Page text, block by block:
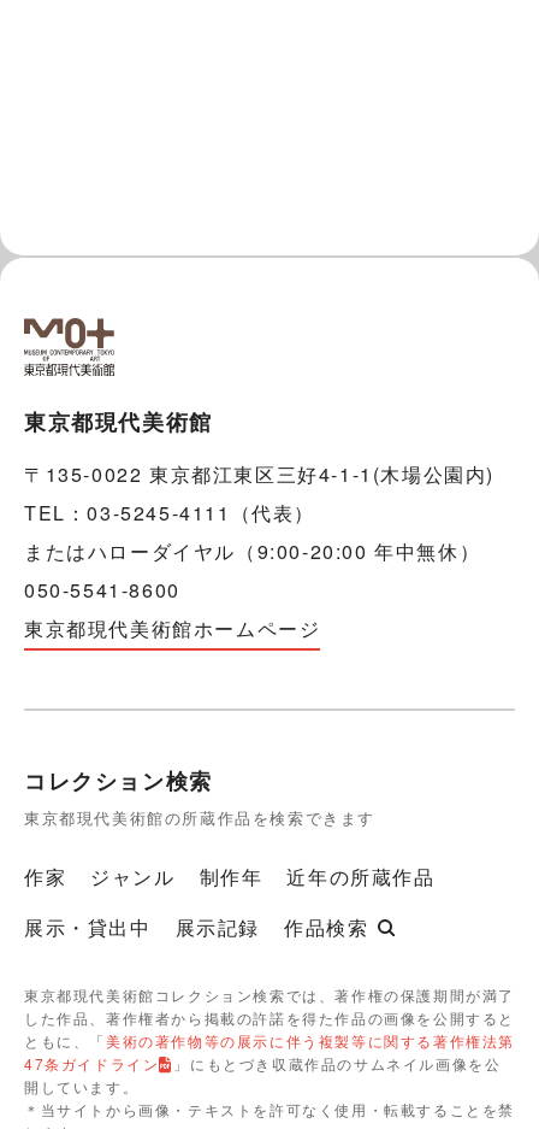
東京都現代美術館
〒135-0022 東京都江東区三好4-1-1(木場公園内)
TEL：03-5245-4111（代表）
またはハローダイヤル（9:00-20:00 年中無休）
050-5541-8600
東京都現代美術館ホームページ
コレクション検索
東京都現代美術館の所蔵作品を検索できます
作家 ジャンル 制作年
近年の所蔵作品
展示・貸出中
展示記録 作品検索
東京都現代美術館コレクション検索では、著作権の保護期間が満了
した作品、著作権者から掲載の許諾を得た作品の画像を公開すると
ともに、「美術の著作物等の展示に伴う複製等に関する著作権法第
47条ガイドライン
」にもとづき収蔵作品のサムネイル画像を公
開しています。
＊当サイトから画像・テキストを許可なく使用・転載することを禁